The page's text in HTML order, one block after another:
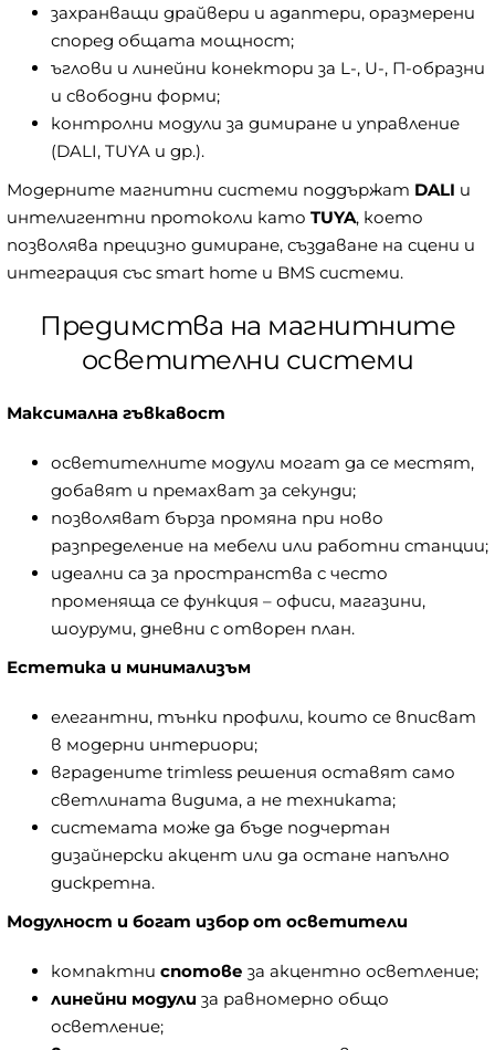
захранващи драйвери и адаптери, оразмерени
според общата мощност;
ъглови и линейни конектори за L-, U-, П-образни
и свободни форми;
контролни модули за димиране и управление
(DALI, TUYA и др.).
Модерните магнитни системи поддържат DALI и
интелигентни протоколи като TUYA, което
позволява прецизно димиране, създаване на сцени и
интеграция със smart home и BMS системи.
Предимства на магнитните
осветителни системи
Максимална гъвкавост
осветителните модули могат да се местят,
добавят и премахват за секунди;
позволяват бърза промяна при ново
разпределение на мебели или работни станции;
идеални са за пространства с често
променяща се функция – офиси, магазини,
шоуруми, дневни с отворен план.
Естетика и минимализъм
елегантни, тънки профили, които се вписват
в модерни интериори;
вградените trimless решения оставят само
светлината видима, а не техниката;
системата може да бъде подчертан
дизайнерски акцент или да остане напълно
дискретна.
Модулност и богат избор от осветители
компактни спотове за акцентно осветление;
линейни модули за равномерно общо
осветление;